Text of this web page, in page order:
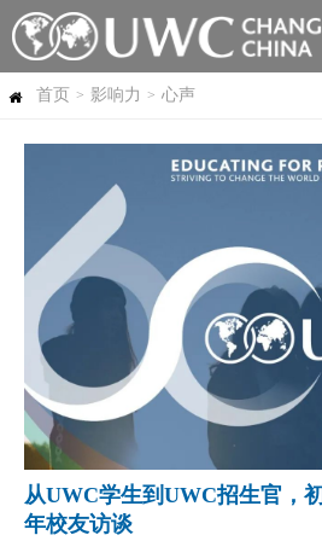
首页 > 影响力 > 心声
从UWC学生到UWC招生官，
年校友访谈